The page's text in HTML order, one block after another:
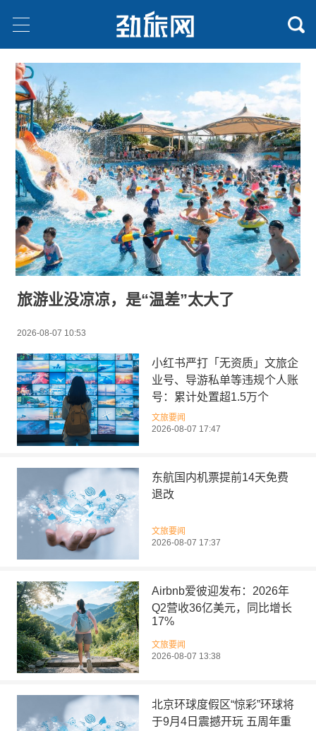
旅游业没凉凉，是“温差”太大了
2026-08-07 10:53
小红书严打「无资质」文旅企
业号、导游私单等违规个人账
号：累计处置超1.5万个
文旅要闻
2026-08-07 17:47
东航国内机票提前14天免费
退改
文旅要闻
2026-08-07 17:37
Airbnb爱彼迎发布：2026年
Q2营收36亿美元，同比增长
17%
文旅要闻
2026-08-07 13:38
北京环球度假区“惊彩”环球将
于9月4日震撼开玩 五周年重